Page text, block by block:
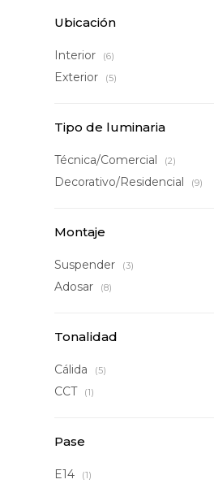
Ubicación
Interior (6)
Exterior (5)
Tipo de luminaria
Técnica/Comercial (2)
Decorativo/Residencial (9)
Montaje
Suspender (3)
Adosar (8)
Tonalidad
Cálida (5)
CCT (1)
Pase
E14 (1)